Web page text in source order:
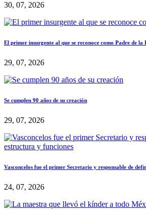
30, 07, 2026
El primer insurgente al que se reconoce como Padre de la
29, 07, 2026
Se cumplen 90 años de su creación
29, 07, 2026
Vasconcelos fue el primer Secretario y responsable de
24, 07, 2026